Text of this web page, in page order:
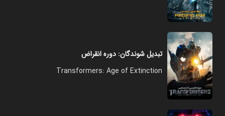
تبدیل شوندگان: دوره انقراض
Transformers: Age of Extinction